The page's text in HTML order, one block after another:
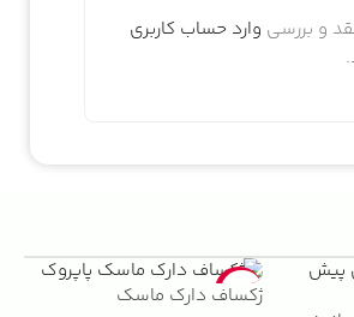
و بررسی وارد حساب کاربری
-22%
ژکساف دارک ماسک